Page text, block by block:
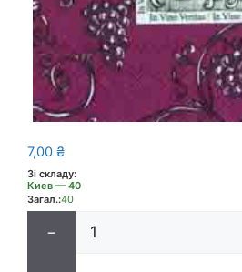
7,00 ₴
Зі складу:
Киев — 40
Загал.:40
−